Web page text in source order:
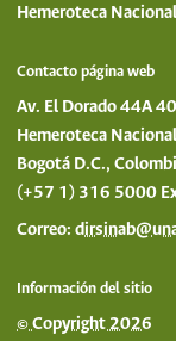
Hemeroteca
Contacto página web
Av. El Dorado 44A 40
Hemeroteca
Bogotá D.C.,
(+57 1) 316 5000
Correo:
Información del sitio
© Copyright 2026